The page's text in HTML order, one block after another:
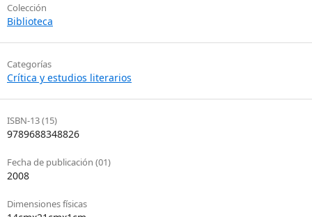
Colección
Biblioteca
Categorías
Crítica y estudios literarios
ISBN-13 (15)
9789688348826
Fecha de publicación (01)
2008
Dimensiones físicas